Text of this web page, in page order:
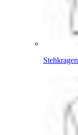
Stehkragen